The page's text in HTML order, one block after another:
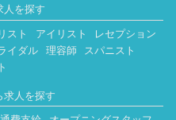
人を探す
スト アイリスト
レセプション
イダル 理容師
スパニスト
求人を探す